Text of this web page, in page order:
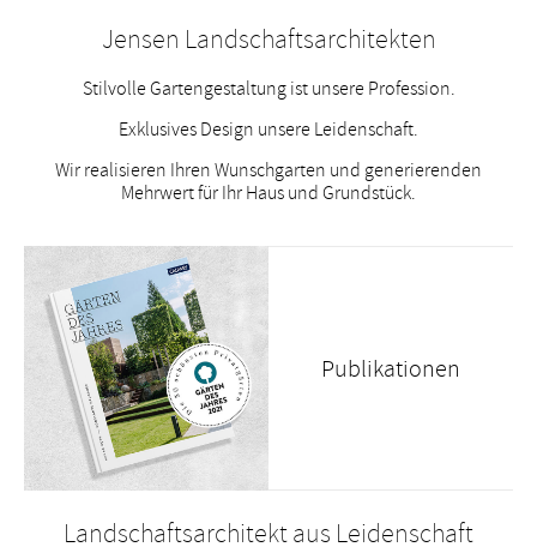
Jensen Landschaftsarchitekten
Stilvolle Gartengestaltung ist unsere Profession.
Exklusives Design unsere Leidenschaft.
Wir realisieren Ihren Wunschgarten und generierenden
Mehrwert für Ihr Haus und Grundstück.
Publikationen
Landschaftsarchitekt aus Leidenschaft